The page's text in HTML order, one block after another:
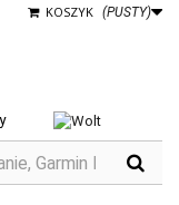
KOSZYK (PUSTY)